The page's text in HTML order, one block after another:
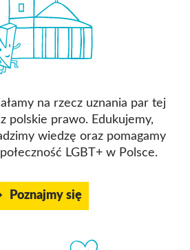
na rzecz uznania par tej
polskie prawo. Edukujemy,
wiedzę oraz pomagamy
LGBT+ w Polsce.
Poznajmy się